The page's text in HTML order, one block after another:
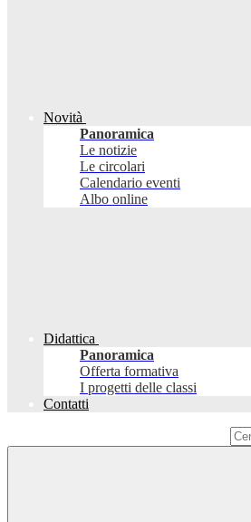
Novità
Panoramica
Le notizie
Le circolari
Calendario eventi
Albo online
Didattica
Panoramica
Offerta formativa
I progetti delle classi
Contatti